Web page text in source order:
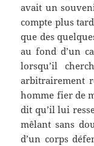
avait un
compte plus
que des
au fond d’un
lorsqu’il
arbitrairement
homme fier de
dit qu’il lui
mêlant sans
d’un corps